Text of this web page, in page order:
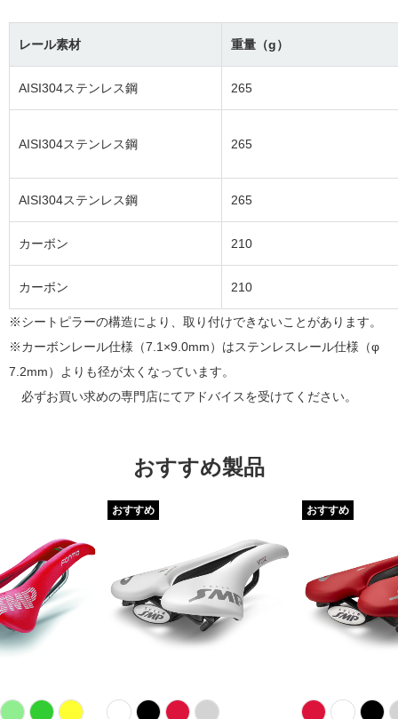
レール素材 重量（g）
AISI304ステンレス鋼 265
AISI304ステンレス鋼 265
AISI304ステンレス鋼 265
カーボン 210
カーボン 210
※シートピラーの構造により、取り付けできないことがあります。
※カーボンレール仕様（7.1×9.0mm）はステンレスレール仕様（φ
7.2mm）よりも径が太くなっています。
必ずお買い求めの専門店にてアドバイスを受けてください。
おすすめ製品
おすすめ おすすめ